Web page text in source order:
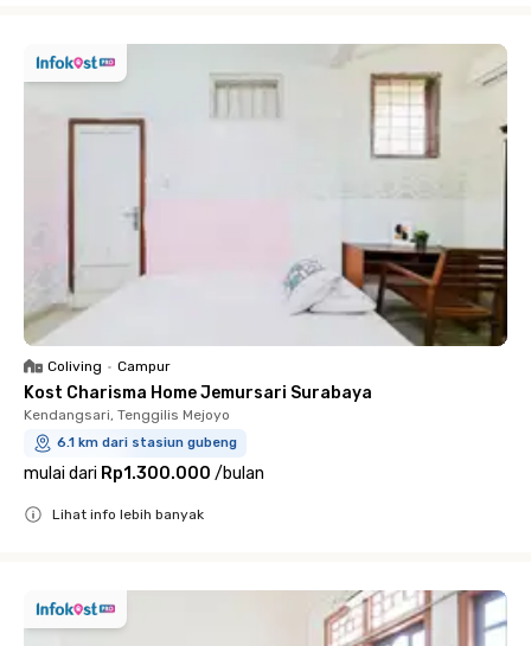
Coliving • Campur
Kost Charisma Home Jemursari Surabaya
Kendangsari, Tenggilis Mejoyo
6.1 km dari stasiun gubeng
mulai dari Rp1.300.000 /bulan
Lihat info lebih banyak